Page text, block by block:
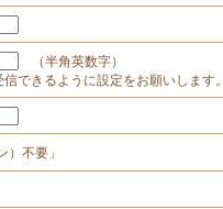
（半角英数字）
できるように設定をお願いします。
不要」